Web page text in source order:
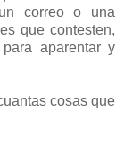
correo o una
que contesten,
aparentar y
cosas que